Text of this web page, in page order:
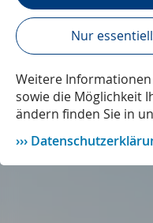
Nur
Weitere Informationen
sowie die Möglichkeit
ändern finden Sie in